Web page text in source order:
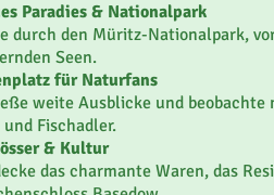
Natur
über Schluchten bis zu
Klima das ganze Jahr
für Outdoor-Abenteuer
Kultur
Dörfer, Märkte und
friendly
entspannt und tolerant - ideal für
Paradies & Nationalpark
durch den Müritz-Nationalpark,
Seen.
für Naturfans
weite Ausblicke und
und Fischadler.
& Kultur
das charmante Waren, das